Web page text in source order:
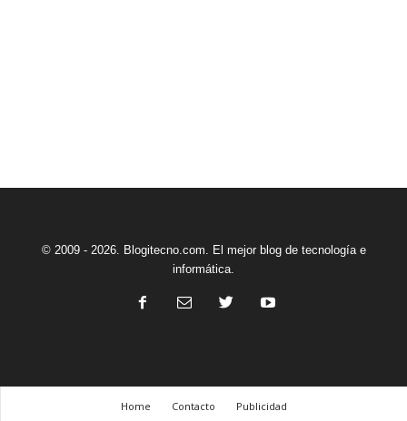
© 2009 - 2026. Blogitecno.com. El mejor blog de tecnología e
informática.
Home Contacto Publicidad